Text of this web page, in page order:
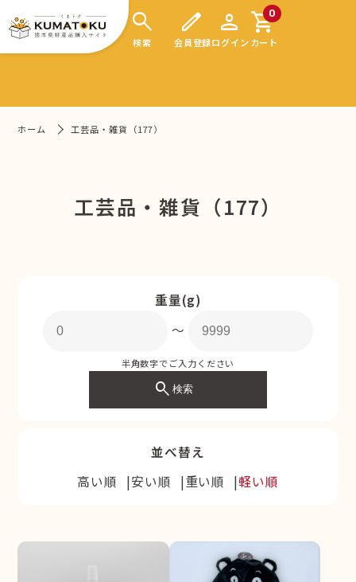
search
検索
edit
会員登録
person
ログイン
0
shopping_cart
カート
ホーム 工芸品・雑貨（177）
工芸品・雑貨（177）
重量(g)
〜
半角数字でご入力ください
search検索
並べ替え
高い順
安い順 重い順 軽い順